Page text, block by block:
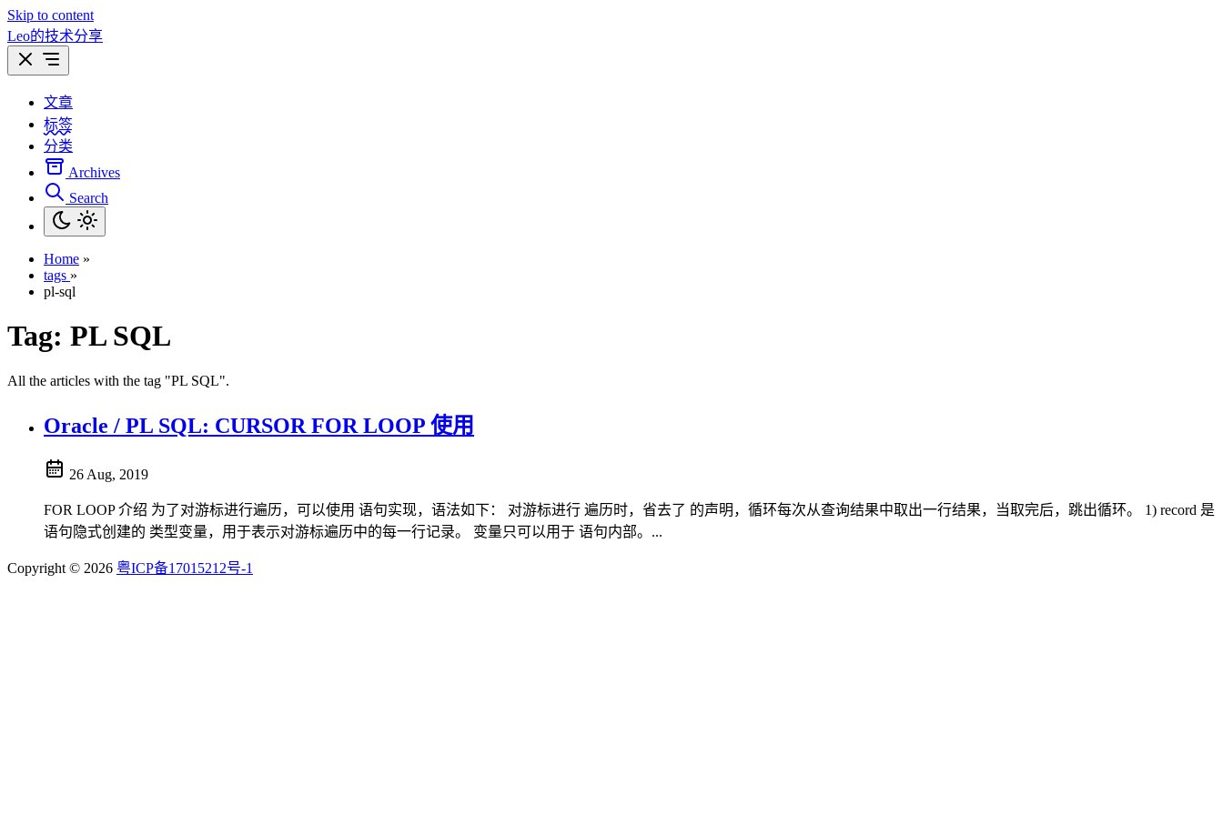
Skip to content
Leo的技术分享
文章
标签
分类
Archives
Search
Home »
tags »
pl-sql
Tag: PL SQL
All the articles with the tag "PL SQL".
Oracle / PL SQL: CURSOR FOR LOOP 使用
26 Aug, 2019
FOR LOOP 介绍 为了对游标进行遍历，可以使用 语句实现，语法如下： 对游标进行 遍历时，省去了 的声明，循环每次从查询结果中取出一行结果，当取完后，跳出循环。 1) record 是
语句隐式创建的 类型变量，用于表示对游标遍历中的每一行记录。 变量只可以用于 语句内部。...
Copyright © 2026 粤ICP备17015212号-1